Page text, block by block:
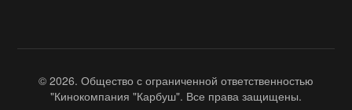
© 2026. Общество с ограниченной ответственностью
"Кинокомпания "Карбуш". Все права защищены.